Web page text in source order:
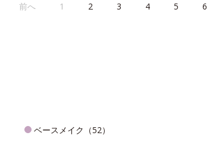
前へ 1 2 3 4 5 6
ベースメイク（52）